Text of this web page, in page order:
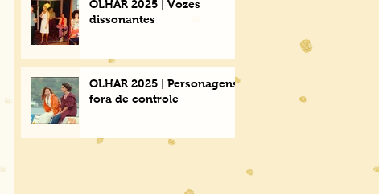
OLHAR 2025 | Vozes
dissonantes
OLHAR 2025 | Personagens
fora de controle